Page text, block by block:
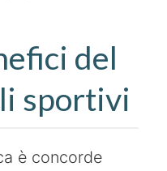
del
sportivi
è concorde